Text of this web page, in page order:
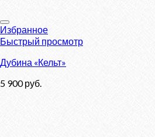
Избранное
Быстрый просмотр
Дубина «Кельт»
5 900руб.